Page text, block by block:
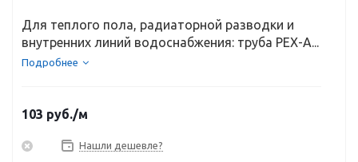
Для теплого пола, радиаторной разводки и
внутренних линий водоснабжения: труба PEX-A...
Подробнее
103 руб./м
Нашли дешевле?